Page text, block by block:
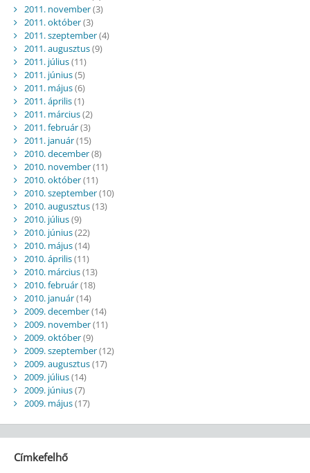
2011. november(3)
2011. október(3)
2011. szeptember(4)
2011. augusztus(9)
2011. július(11)
2011. június(5)
2011. május(6)
2011. április(1)
2011. március(2)
2011. február(3)
2011. január(15)
2010. december(8)
2010. november(11)
2010. október(11)
2010. szeptember(10)
2010. augusztus(13)
2010. július(9)
2010. június(22)
2010. május(14)
2010. április(11)
2010. március(13)
2010. február(18)
2010. január(14)
2009. december(14)
2009. november(11)
2009. október(9)
2009. szeptember(12)
2009. augusztus(17)
2009. július(14)
2009. június(7)
2009. május(17)
Címkefelhő